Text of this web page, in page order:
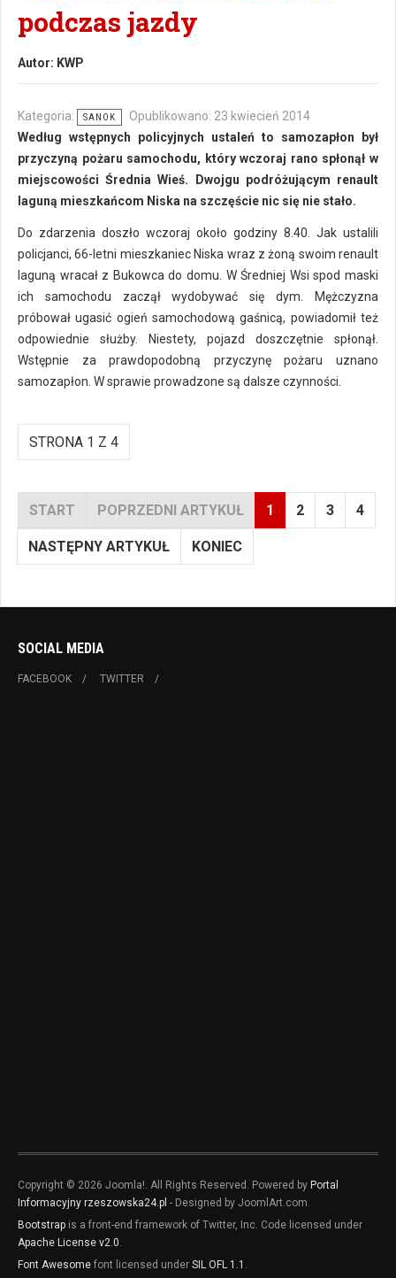
podczas jazdy
Autor: KWP
Kategoria: SANOK
Opublikowano: 23 kwiecień 2014
Według wstępnych policyjnych ustaleń to samozapłon był
przyczyną pożaru samochodu, który wczoraj rano spłonął w
miejscowości Średnia Wieś. Dwojgu podróżującym renault
laguną mieszkańcom Niska na szczęście nic się nie stało.
Do zdarzenia doszło wczoraj około godziny 8.40. Jak ustalili
policjanci, 66-letni mieszkaniec Niska wraz z żoną swoim renault
laguną wracał z Bukowca do domu. W Średniej Wsi spod maski
ich samochodu zaczął wydobywać się dym. Mężczyzna
próbował ugasić ogień samochodową gaśnicą, powiadomił też
odpowiednie służby. Niestety, pojazd doszczętnie spłonął.
Wstępnie za prawdopodobną przyczynę pożaru uznano
samozapłon. W sprawie prowadzone są dalsze czynności.
STRONA 1 Z 4
START POPRZEDNI ARTYKUŁ 1 2 3 4
NASTĘPNY ARTYKUŁ KONIEC
SOCIAL MEDIA
FACEBOOK TWITTER
Copyright © 2026 Joomla!. All Rights Reserved. Powered by Portal
Informacyjny rzeszowska24.pl - Designed by JoomlArt.com.
Bootstrap is a front-end framework of Twitter, Inc. Code licensed under
Apache License v2.0.
Font Awesome font licensed under SIL OFL 1.1 .